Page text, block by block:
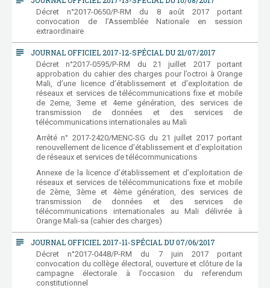
Décret n°2017-0650/P-RM du 8 août 2017 portant
convocation de l’Assemblée Nationale en session
extraordinaire
subject JOURNAL OFFICIEL 2017-12-SPÉCIAL DU 21/07/2017
Décret n°2017-0595/P-RM du 21 juillet 2017 portant
approbation du cahier des charges pour l’octroi à Orange
Mali, d’une licence d’établissement et d’exploitation de
réseaux et services de télécommunications fixe et mobile
de 2eme, 3eme et 4eme génération, des services de
transmission de données et des services de
télécommunications internationales au Mali
Arrêté n° 2017-2420/MENC-SG du 21 juillet 2017 portant
renouvellement de licence d’établissement et d’exploitation
de réseaux et services de télécommunications
Annexe de la licence d’établissement et d’exploitation de
réseaux et services de télécommunications fixe et mobile
de 2ème, 3ème et 4ème génération, des services de
transmission de données et des services de
télécommunications internationales au Mali délivrée à
Orange Mali-sa (cahier des charges)
subject JOURNAL OFFICIEL 2017-11-SPÉCIAL DU 07/06/2017
Décret n°2017-0448/P-RM du 7 juin 2017 portant
convocation du collège électoral, ouverture et clôture de la
campagne électorale à l’occasion du referendum
constitutionnel